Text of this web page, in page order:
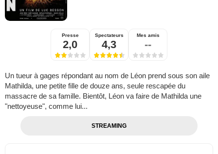
Presse
2,0
Spectateurs
4,3
Mes amis
--
Un tueur à gages répondant au nom de Léon prend sous son aile
Mathilda, une petite fille de douze ans, seule rescapée du
massacre de sa famille. Bientôt, Léon va faire de Mathilda une
"nettoyeuse", comme lui...
STREAMING